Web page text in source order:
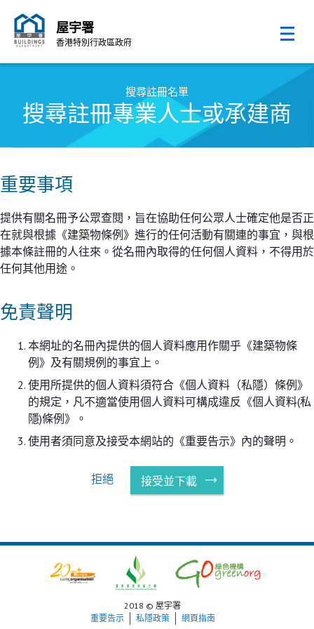
屋宇署
香港特別行政區政府
搜尋註冊名單
搜尋註冊專業人士或承建商
重要事項
提供有關名冊予公眾查閱，旨在協助任何公眾人士確定他是否正
在就與根據《建築物條例》進行的任何活動有關連的事宜，與根
據本條註冊的人往來。從名冊內取得的任何個人資料，不得用於
任何其他用途。
免責聲明
本網址的名冊內提供的個人資料應用作關乎《建築物條
例》及有關規例的事宜上。
使用所提供的個人資料須符合《個人資料（私隱）條例》
的規定，凡不適當使用個人資料可構成違反《個人資料(私
隱)條例》。
使用者須同意及接受本網站的《重要告示》內的聲明。
拒絕 接受並下載
2018 © 屋宇署
重要告示
私隱政策 網頁指南